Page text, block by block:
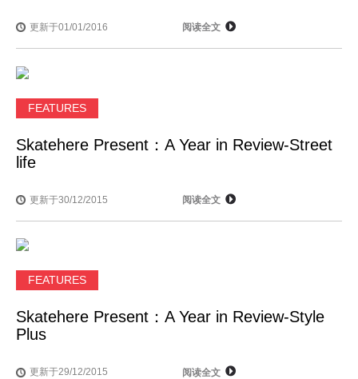
更新于01/01/2016 阅读全文
FEATURES
Skatehere Present：A Year in Review-Street
life
更新于30/12/2015 阅读全文
FEATURES
Skatehere Present：A Year in Review-Style
Plus
更新于29/12/2015 阅读全文